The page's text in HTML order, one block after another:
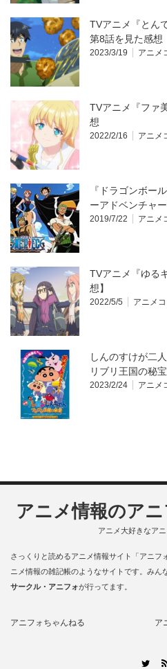
TVアニメ『とん
第8話を見た感想
2023/3/19 アニメ
TVアニメ『ファ
想
2022/2/16 アニメ
『ドラゴンボー
ーアドベンチャ
2019/7/22 アニメ
TVアニメ『ゆる
想】
2022/5/5 アニメ
しんのすけが二
リブリ王国の秘宝
2023/2/24 アニメ
アニメ情報のア
アニメ大好きなア
さっくりと読めるアニメ情報サイト「アニフ
ニメ情報の雑記帳のようなサイトです。みん
サークル・アニフォが行ってます。
アニフォちゃんねる ア